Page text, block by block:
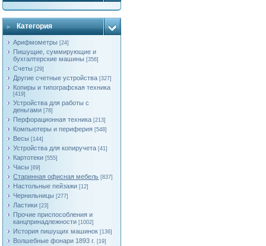
Категория
Арифмометры [24]
Пишущие, суммирующие и
бухгалтерские машины [356]
Счеты [29]
Другие счетные устройства [327]
Копиры и типографская техника
[419]
Устройства для работы с
деньгами [78]
Перфорационная техника [213]
Компьютеры и периферия [548]
Весы [144]
Устройства для копиручета [41]
Картотеки [555]
Часы [69]
Старинная офисная мебель [837]
Настольные пейзажи [12]
Чернильницы [277]
Ластики [23]
Прочие приспособления и
канцпринадлежности [1002]
История пишущих машинок [136]
Волшебные фонари 1893 г. [19]